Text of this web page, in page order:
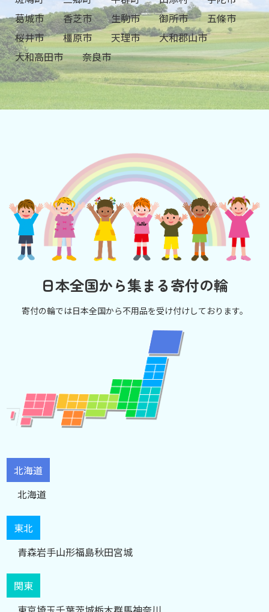
葛城市
香芝市 生駒市 御所市
五條市
桜井市
橿原市 天理市
大和郡山市
大和高田市
奈良市
日本全国から集まる寄付の輪
寄付の輪では日本全国から不用品を受け付けしております。
北海道
北海道
東北
青森岩手山形福島秋田宮城
関東